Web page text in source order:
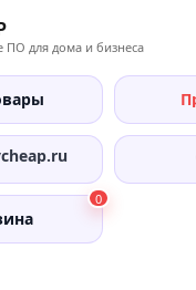
ПО для дома и бизнеса
0